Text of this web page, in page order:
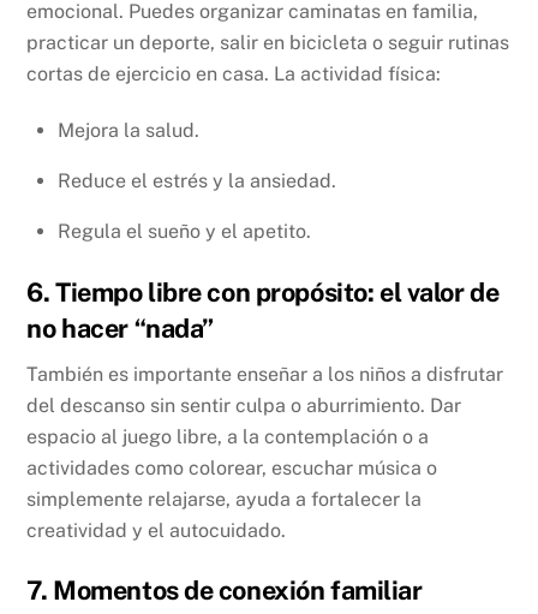
emocional. Puedes organizar caminatas en familia,
practicar un deporte, salir en bicicleta o seguir rutinas
cortas de ejercicio en casa. La actividad física:
Mejora la salud.
Reduce el estrés y la ansiedad.
Regula el sueño y el apetito.
6. Tiempo libre con propósito: el valor de
no hacer “nada”
También es importante enseñar a los niños a disfrutar
del descanso sin sentir culpa o aburrimiento. Dar
espacio al juego libre, a la contemplación o a
actividades como colorear, escuchar música o
simplemente relajarse, ayuda a fortalecer la
creatividad y el autocuidado.
7. Momentos de conexión familiar